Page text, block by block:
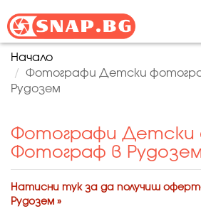
Начало
Фотографи Детски
Рудозем
Фотографи Детски
Фотограф в
Натисни тук за да получиш
Рудозем »